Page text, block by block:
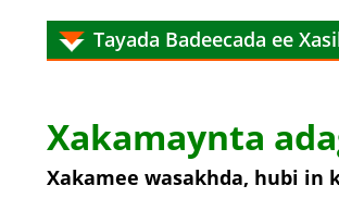
Tayada Badeecada ee
Xakamaynta
Xakamee wasakhda, hubi in